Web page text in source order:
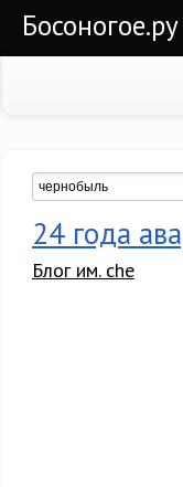
24 года
Блог им. che